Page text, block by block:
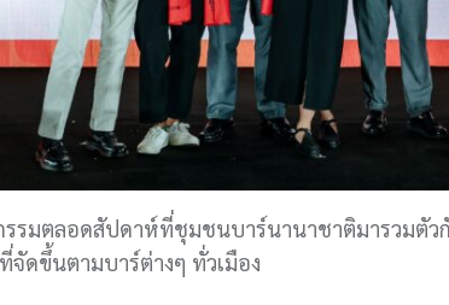
รมตลอดสัปดาห์ที่ชุมชนบาร์นานาชาติมารวมตัว
จัดขึ้นตามบาร์ต่างๆ ทั่วเมือง